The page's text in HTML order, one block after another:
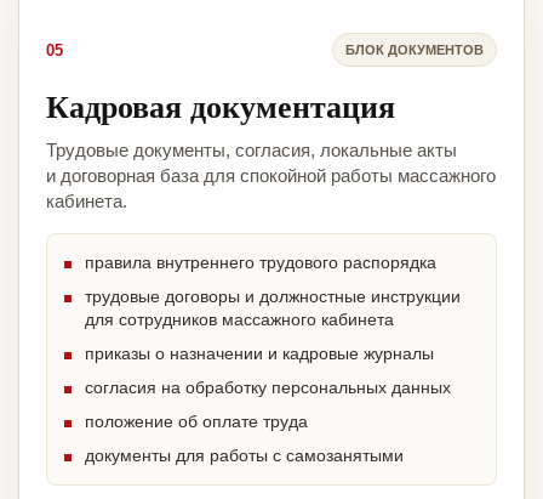
05 БЛОК ДОКУМЕНТОВ
Кадровая документация
Трудовые документы, согласия, локальные акты
и договорная база для спокойной работы массажного
кабинета.
правила внутреннего трудового распорядка
трудовые договоры и должностные инструкции
для сотрудников массажного кабинета
приказы о назначении и кадровые журналы
согласия на обработку персональных данных
положение об оплате труда
документы для работы с самозанятыми